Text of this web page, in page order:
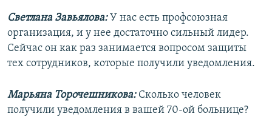
Светлана Завьялова:У нас есть профсоюзная
организация, и у нее достаточно сильный лидер.
Сейчас он как раз занимается вопросом защиты
тех сотрудников, которые получили уведомления.
Марьяна Торочешникова:Сколько человек
получили уведомления в вашей 70-ой больнице?